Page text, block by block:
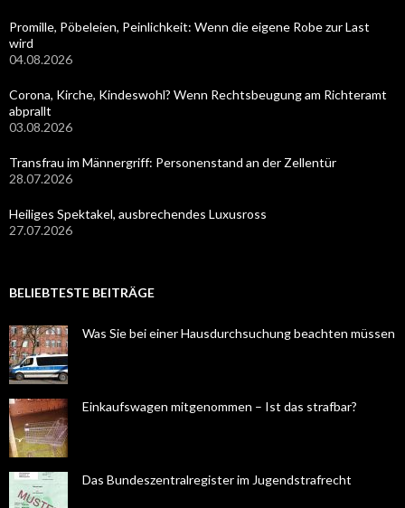
Promille, Pöbeleien, Peinlichkeit: Wenn die eigene Robe zur Last
wird
04.08.2026
Corona, Kirche, Kindeswohl? Wenn Rechtsbeugung am Richteramt
abprallt
03.08.2026
Transfrau im Männergriff: Personenstand an der Zellentür
28.07.2026
Heiliges Spektakel, ausbrechendes Luxusross
27.07.2026
BELIEBTESTE BEITRÄGE
Was Sie bei einer Hausdurchsuchung beachten müssen
Einkaufswagen mitgenommen – Ist das strafbar?
Das Bundeszentralregister im Jugendstrafrecht